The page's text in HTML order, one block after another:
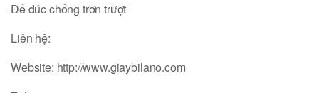
Đế đúc chống trơn trượt
Liên hệ:
Website: http://www.giaybilano.com